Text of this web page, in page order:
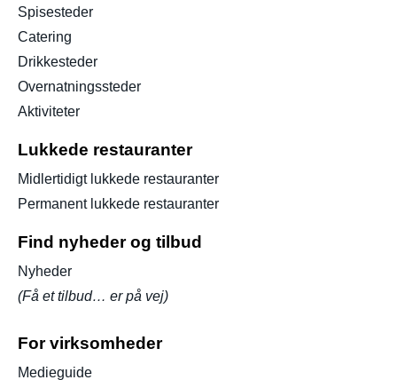
Spisesteder
Catering
Drikkesteder
Overnatningssteder
Aktiviteter
Lukkede restauranter
Midlertidigt lukkede restauranter
Permanent lukkede restauranter
Find nyheder og tilbud
Nyheder
(Få et tilbud… er på vej)
For virksomheder
Medieguide